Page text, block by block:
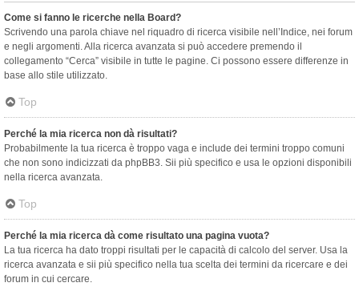
Come si fanno le ricerche nella Board?
Scrivendo una parola chiave nel riquadro di ricerca visibile nell’Indice, nei forum
e negli argomenti. Alla ricerca avanzata si può accedere premendo il
collegamento “Cerca” visibile in tutte le pagine. Ci possono essere differenze in
base allo stile utilizzato.
Top
Perché la mia ricerca non dà risultati?
Probabilmente la tua ricerca è troppo vaga e include dei termini troppo comuni
che non sono indicizzati da phpBB3. Sii più specifico e usa le opzioni disponibili
nella ricerca avanzata.
Top
Perché la mia ricerca dà come risultato una pagina vuota?
La tua ricerca ha dato troppi risultati per le capacità di calcolo del server. Usa la
ricerca avanzata e sii più specifico nella tua scelta dei termini da ricercare e dei
forum in cui cercare.